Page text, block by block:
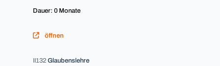
Dauer: 0 Monate
öffnen
II132 Glaubenslehre